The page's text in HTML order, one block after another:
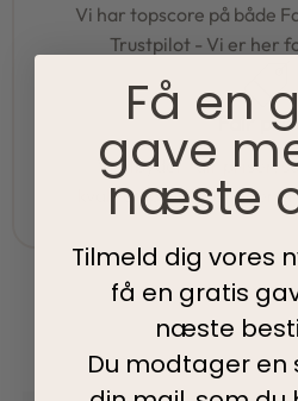
Vi har topscore på både
Trustpilot - Vi er her
Fair
Vi tilbyder fair priser, så
kvalitetsprodukter uden
Få en
gave
næste
Tilmeld dig vores
få en gratis
næste
Du modtager